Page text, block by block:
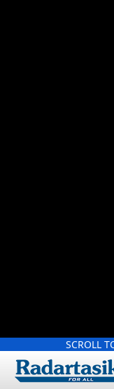
SCROLL